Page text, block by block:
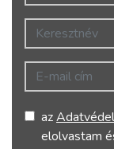
Keresztnév
E-mail cím
az
elolvastam